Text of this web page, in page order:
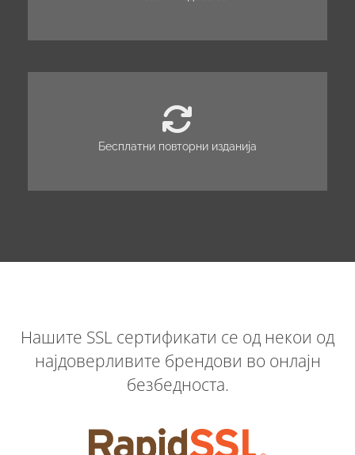
Бесплатни повторни изданија
Нашите SSL сертификати се од некои од
најдоверливите брендови во онлајн
безбедноста.